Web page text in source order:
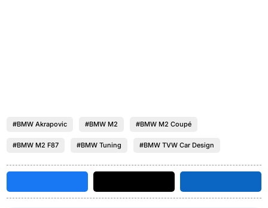
#BMW Akrapovic #BMW M2 #BMW M2 Coupé
#BMW M2 F87 #BMW Tuning #BMW TVW Car Design